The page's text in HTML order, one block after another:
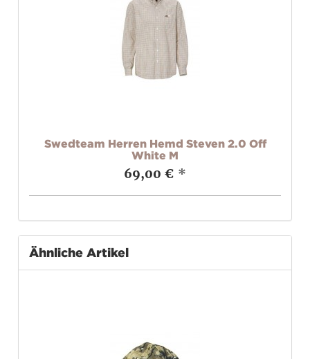
Swedteam Herren Hemd Steven 2.0 Off
White M
69,00 € *
Ähnliche Artikel